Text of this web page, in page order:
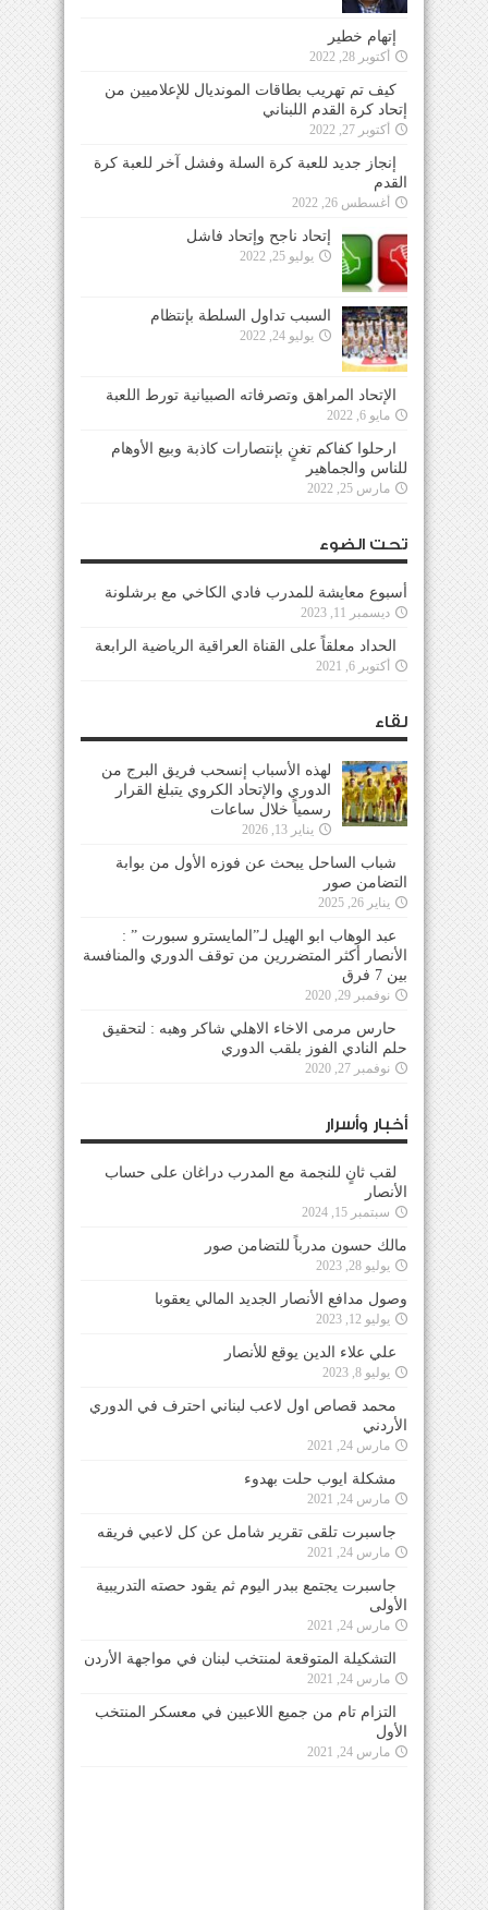
إتهام خطير
أكتوبر 28, 2022
كيف تم تهريب بطاقات المونديال للإعلاميين من
إتحاد كرة القدم اللبناني
أكتوبر 27, 2022
إنجاز جديد للعبة كرة السلة وفشل آخر للعبة كرة
القدم
أغسطس 26, 2022
إتحاد ناجح وإتحاد فاشل
يوليو 25, 2022
السبب تداول السلطة بإنتظام
يوليو 24, 2022
الإتحاد المراهق وتصرفاته الصبيانية تورط اللعبة
مايو 6, 2022
ارحلوا كفاكم تغنٍ بإنتصارات كاذبة وبيع الأوهام
للناس والجماهير
مارس 25, 2022
تحت الضوء
أسبوع معايشة للمدرب فادي الكاخي مع برشلونة
ديسمبر 11, 2023
الحداد معلقاً على القناة العراقية الرياضية الرابعة
أكتوبر 6, 2021
لقاء
لهذه الأسباب إنسحب فريق البرج من
الدوري والإتحاد الكروي يتبلغ القرار
رسمياً خلال ساعات
يناير 13, 2026
شباب الساحل يبحث عن فوزه الأول من بوابة
التضامن صور
يناير 26, 2025
عبد الوهاب ابو الهيل لـ”المايسترو سبورت ” :
الأنصار أكثر المتضررين من توقف الدوري والمنافسة
بين 7 فرق
نوفمبر 29, 2020
حارس مرمى الاخاء الاهلي شاكر وهبه : لتحقيق
حلم النادي الفوز بلقب الدوري
نوفمبر 27, 2020
أخبار وأسرار
لقب ثانٍ للنجمة مع المدرب دراغان على حساب
الأنصار
سبتمبر 15, 2024
مالك حسون مدرباً للتضامن صور
يوليو 28, 2023
وصول مدافع الأنصار الجديد المالي يعقوبا
يوليو 12, 2023
علي علاء الدين يوقع للأنصار
يوليو 8, 2023
محمد قصاص اول لاعب لبناني احترف في الدوري
الأردني
مارس 24, 2021
مشكلة ايوب حلت بهدوء
مارس 24, 2021
جاسبرت تلقى تقرير شامل عن كل لاعبي فريقه
مارس 24, 2021
جاسبرت يجتمع ببدر اليوم ثم يقود حصته التدريبية
الأولى
مارس 24, 2021
التشكيلة المتوقعة لمنتخب لبنان في مواجهة الأردن
مارس 24, 2021
التزام تام من جميع اللاعبين في معسكر المنتخب
الأول
مارس 24, 2021